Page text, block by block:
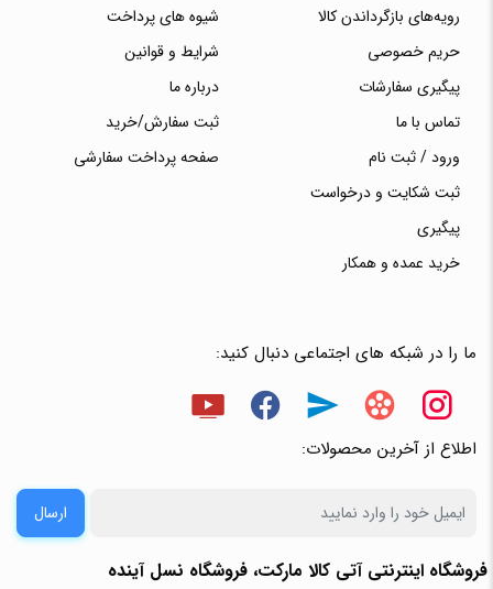
رویه‌های بازگرداندن کالا
حریم خصوصی
پیگیری سفارشات
تماس با ما
ورود / ثبت نام
ثبت شکایت و درخواست
پیگیری
خرید عمده و همکار
شیوه های پرداخت
شرایط و قوانین
درباره ما
ثبت سفارش/خرید
صفحه پرداخت سفارشی
ما را در شبکه های اجتماعی دنبال کنید:
اطلاع از آخرین محصولات:
ارسال
فروشگاه اینترنتی آتی‌ کالا مارکت، فروشگاه نسل آینده